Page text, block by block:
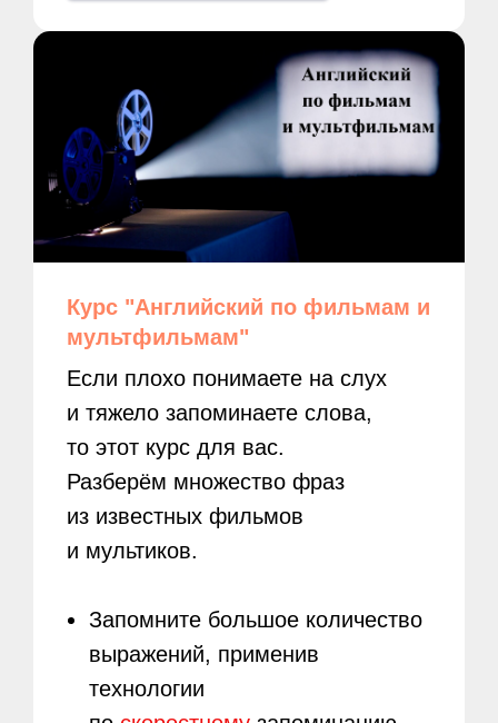
Курс "Английский по фильмам и
мультфильмам"
Если плохо понимаете на слух
и тяжело запоминаете слова,
то этот курс для вас.
Разберём множество фраз
из известных фильмов
и мультиков.
Запомните большое количество
выражений, применив
технологии